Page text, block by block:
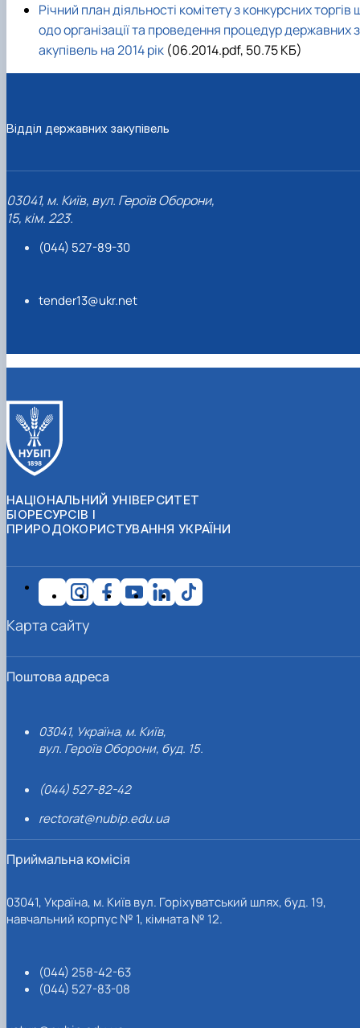
Річний план діяльності комітету з конкурсних торгів
одо організації та проведення процедур державних з
акупівель на 2014 рік (06.2014.pdf, 50.75 КБ)
Відділ державних закупівель
03041, м. Київ, вул. Героїв Оборони,
15, кім. 223.
(044) 527-89-30
tender13@ukr.net
НАЦІОНАЛЬНИЙ УНІВЕРСИТЕТ
БІОРЕСУРСІВ І
ПРИРОДОКОРИСТУВАННЯ УКРАЇНИ
Поштова адреса
03041, Україна, м. Київ,
вул. Героїв Оборони, буд. 15.
(044) 527-82-42
rectorat@nubip.edu.ua
Приймальна комісія
03041, Україна, м. Київ вул. Горіхуватський шлях, буд. 19,
навчальний корпус № 1, кімната № 12.
(044) 258-42-63
(044) 527-83-08
Карта сайту